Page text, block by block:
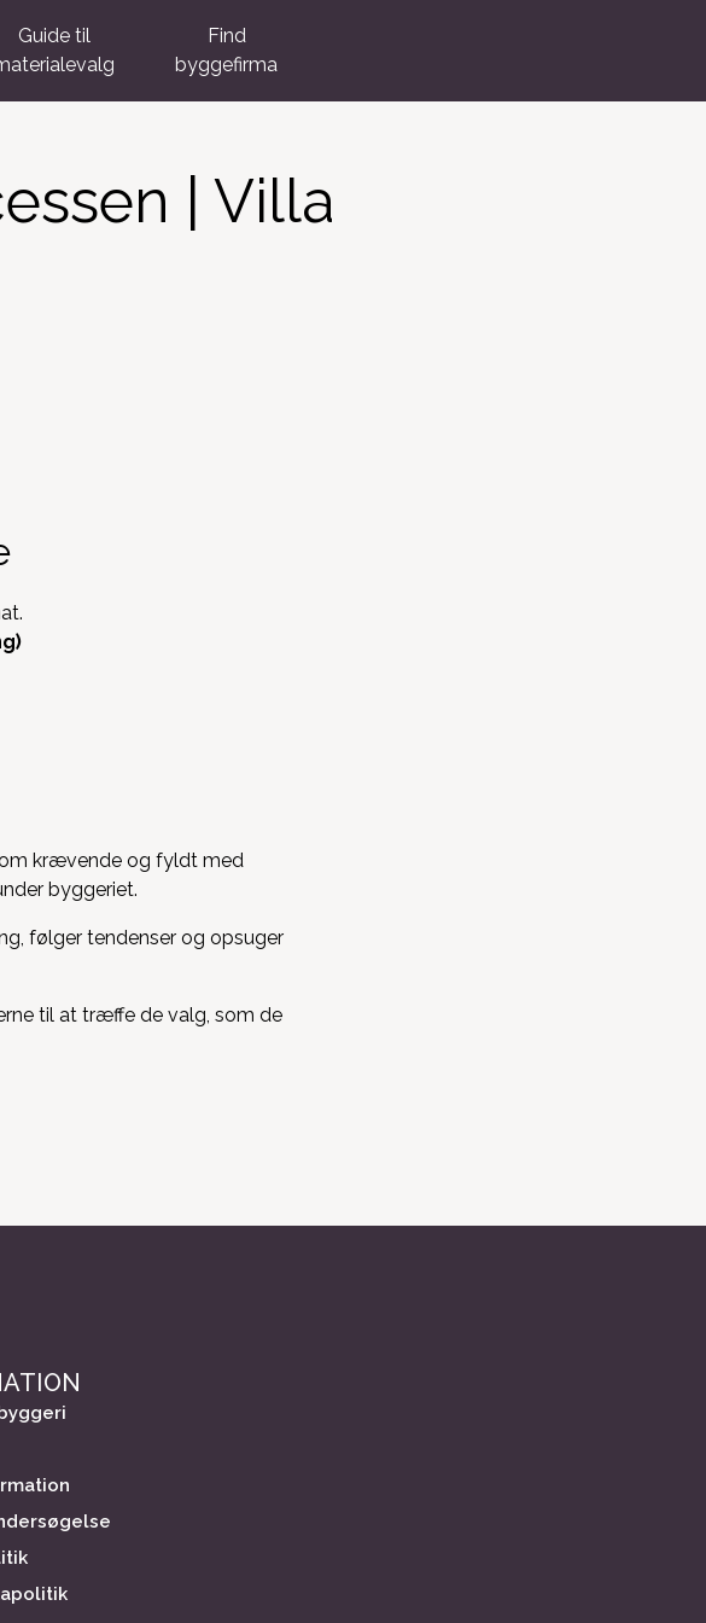
Guide til
Find
byggefirma
| Villa
krævende og fyldt med
byggeriet.
følger tendenser og opsuger
til at træffe de valg, som de